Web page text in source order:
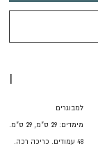
I
למבוגרים
מימדים: 29 ס"מ, 29 ס"מ.
48 עמודים. כריכה רכה.